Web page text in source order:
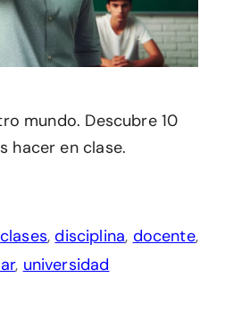
mundo. Descubre 10
hacer en clase.
clases,disciplina, docente,
, universidad